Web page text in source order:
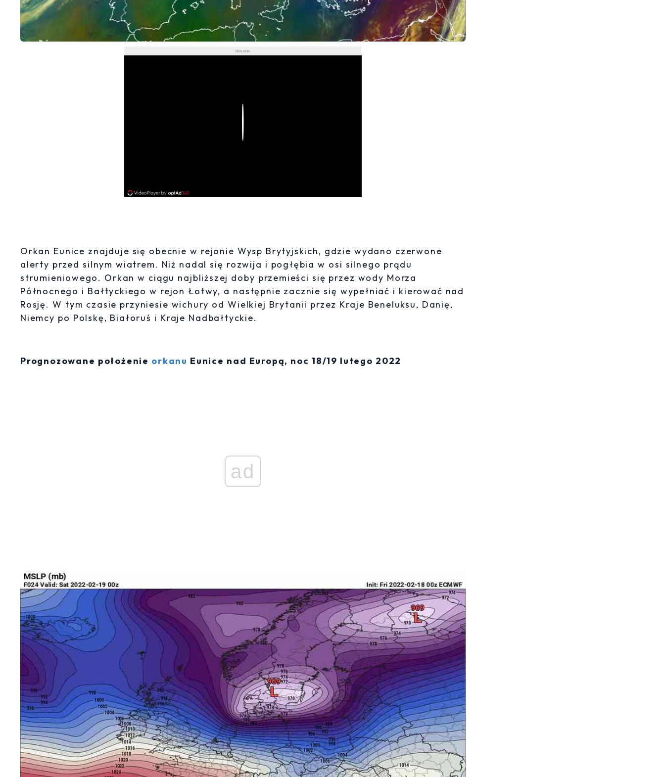
REKLAMA
Orkan Eunice znajduje się obecnie w rejonie Wysp Brytyjskich, gdzie wydano czerwone
alerty przed silnym wiatrem. Niż nadal się rozwija i pogłębia w osi silnego prądu
strumieniowego. Orkan w ciągu najbliższej doby przemieści się przez wody Morza
Północnego i Bałtyckiego w rejon Łotwy, a następnie zacznie się wypełniać i kierować nad
Rosję. W tym czasie przyniesie wichury od Wielkiej Brytanii przez Kraje Beneluksu, Danię,
Niemcy po Polskę, Białoruś i Kraje Nadbałtyckie.
Prognozowane położenie orkanu Eunice nad Europą, noc 18/19 lutego 2022
ad